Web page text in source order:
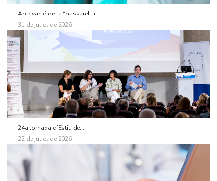
Aprovació de la “passarel·la”...
31 de juliol de 2026
24a Jornada d’Estiu de...
22 de juliol de 2026